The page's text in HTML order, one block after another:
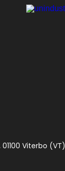
Viterbo (VT)